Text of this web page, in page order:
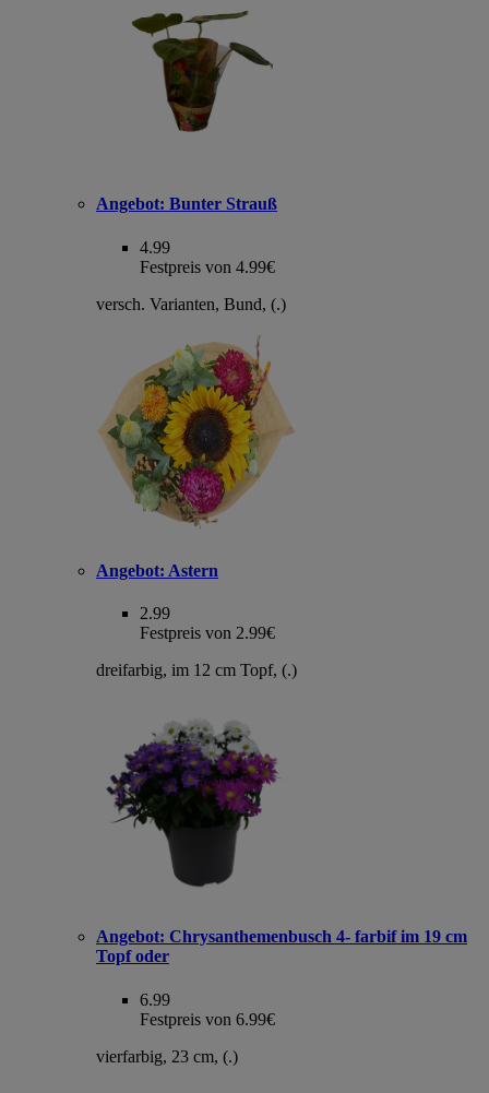
Angebot: Bunter Strauß
4.99
Festpreis von 4.99€
versch. Varianten, Bund, (.)
Angebot: Astern
2.99
Festpreis von 2.99€
dreifarbig, im 12 cm Topf, (.)
Angebot: Chrysanthemenbusch 4- farbif im 19 cm
Topf oder
6.99
Festpreis von 6.99€
vierfarbig, 23 cm, (.)